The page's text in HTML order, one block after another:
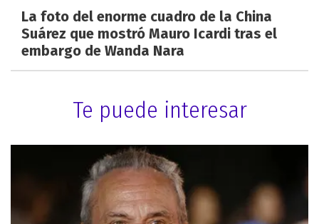
La foto del enorme cuadro de la China
Suárez que mostró Mauro Icardi tras el
embargo de Wanda Nara
Te puede interesar